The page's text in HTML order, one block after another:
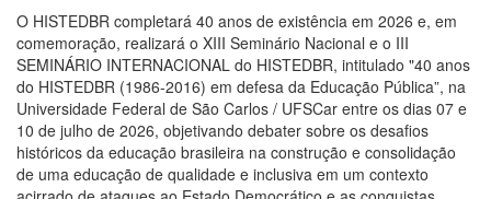
O HISTEDBR completará 40 anos de existência em 2026 e, em
comemoração, realizará o XIII Seminário Nacional e o III
SEMINÁRIO INTERNACIONAL do HISTEDBR, intitulado "40 anos
do HISTEDBR (1986-2016) em defesa da Educação Pública”, na
Universidade Federal de São Carlos / UFSCar entre os dias 07 e
10 de julho de 2026, objetivando debater sobre os desafios
históricos da educação brasileira na construção e consolidação
de uma educação de qualidade e inclusiva em um contexto